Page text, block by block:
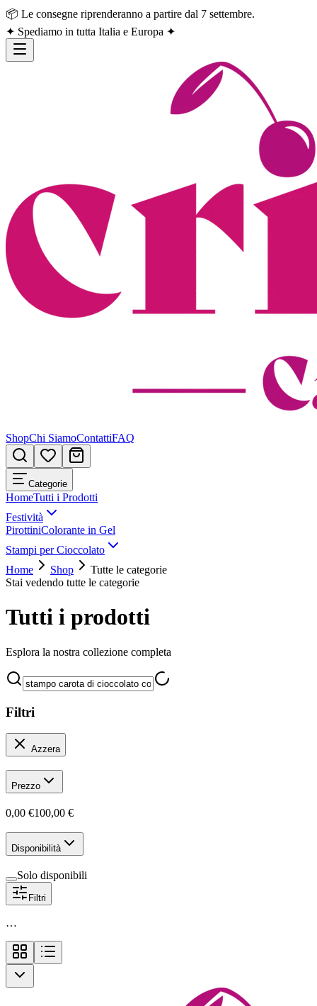
📦 Le consegne riprenderanno a partire dal 7 settembre.
✦ Spediamo in tutta Italia e Europa ✦
ShopChi SiamoContattiFAQ
Categorie
HomeTutti i Prodotti
Festività
PirottiniColorante in Gel
Stampi per Cioccolato
Home
Shop
Tutte le categorie
Stai vedendo tutte le categorie
Tutti i prodotti
Esplora la nostra collezione completa
Filtri
Azzera
Prezzo
0,00 €100,00 €
Disponibilità
Solo disponibili
Filtri
…